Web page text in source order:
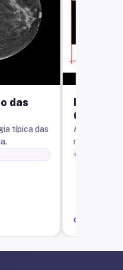
das
típica das
O que
Aula sobre
mamografia.
👁️
Ginecologia